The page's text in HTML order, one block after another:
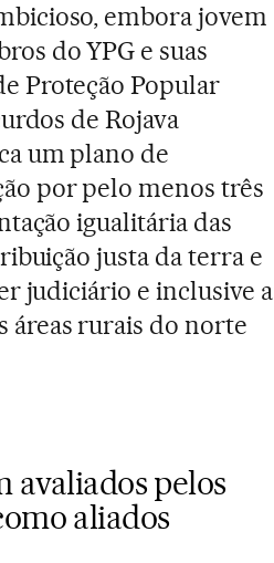
embora jovem
do YPG e suas
Proteção Popular
de Rojava
um plano de
por pelo menos três
igualitária das
justa da terra e
judiciário e inclusive a
áreas rurais do norte
avaliados pelos
aliados